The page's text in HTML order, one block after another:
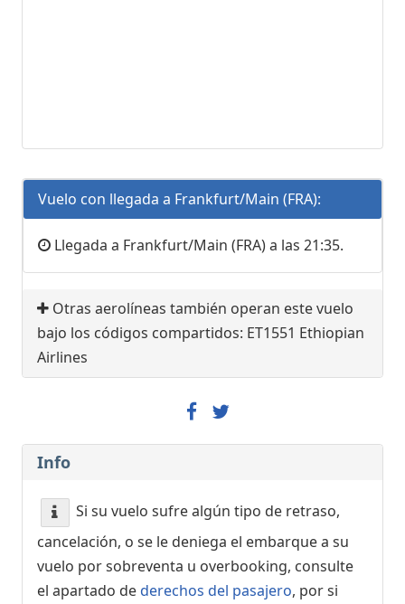
Vuelo con llegada a Frankfurt/Main (FRA):
Llegada a Frankfurt/Main (FRA) a las 21:35.
Otras aerolíneas también operan este vuelo
bajo los códigos compartidos: ET1551 Ethiopian
Airlines
Info
Si su vuelo sufre algún tipo de retraso,
cancelación, o se le deniega el embarque a su
vuelo por sobreventa u overbooking, consulte
el apartado dederechos del pasajero, por si